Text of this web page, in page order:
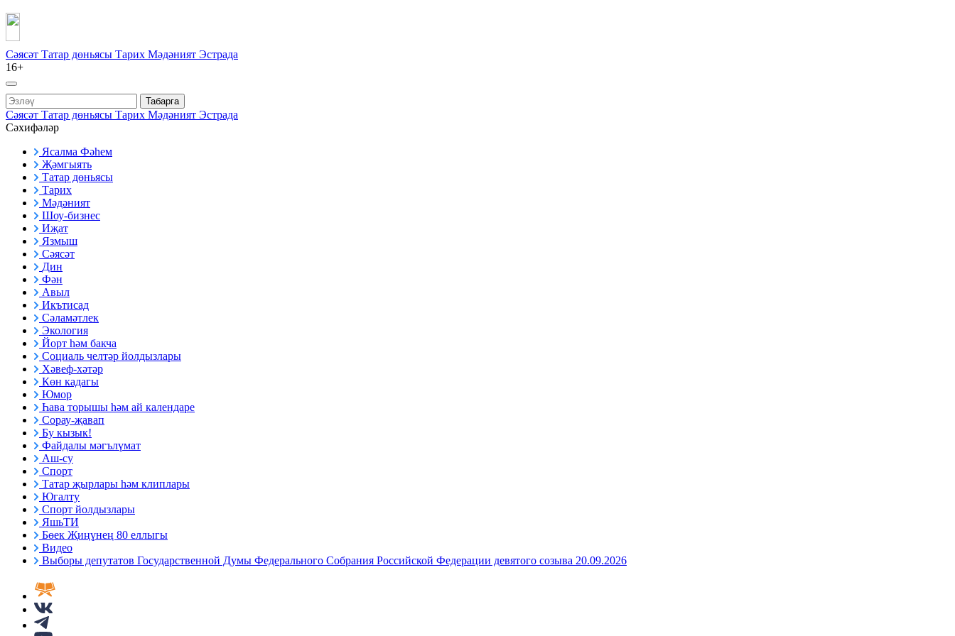
Сәясәт Татар дөньясы Тарих Мәдәният Эстрада
16+
Табарга
Сәясәт Татар дөньясы Тарих Мәдәният Эстрада
Сәхифәләр
Ясалма Фәһем
Җәмгыять
Татар дөньясы
Тарих
Мәдәният
Шоу-бизнес
Иҗат
Язмыш
Сәясәт
Дин
Фән
Авыл
Икътисад
Сәламәтлек
Экология
Йорт һәм бакча
Социаль челтәр йолдызлары
Хәвеф-хәтәр
Көн кадагы
Юмор
Һава торышы һәм ай календаре
Сорау-җавап
Бу кызык!
Файдалы мәгълүмат
Аш-су
Спорт
Татар җырлары һәм клиплары
Югалту
Спорт йолдызлары
ЯшьТИ
Бөек Җиңүнең 80 еллыгы
Видео
Выборы депутатов Государственной Думы Федерального Собрания Российской Федерации девятого созыва 20.09.2026